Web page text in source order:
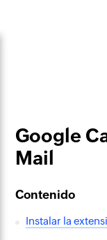
Google
Mail
Contenido
Instalar la